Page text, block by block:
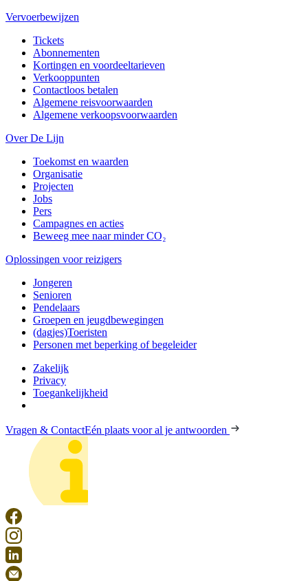
Vervoerbewijzen
Tickets
Abonnementen
Kortingen en voordeeltarieven
Verkooppunten
Contactloos betalen
Algemene reisvoorwaarden
Algemene verkoopsvoorwaarden
Over De Lijn
Toekomst en waarden
Organisatie
Projecten
Jobs
Pers
Campagnes en acties
Beweeg mee naar minder CO₂
Oplossingen voor reizigers
Jongeren
Senioren
Pendelaars
Groepen en jeugdbewegingen
(dagjes)Toeristen
Personen met beperking of begeleider
Zakelijk
Privacy
Toegankelijkheid
Vragen & ContactEén plaats voor al je antwoorden